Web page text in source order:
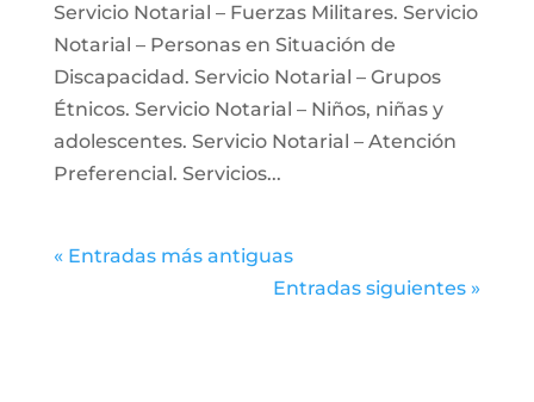
Servicio Notarial – Fuerzas Militares. Servicio
Notarial – Personas en Situación de
Discapacidad. Servicio Notarial – Grupos
Étnicos. Servicio Notarial – Niños, niñas y
adolescentes. Servicio Notarial – Atención
Preferencial. Servicios...
« Entradas más antiguas
Entradas siguientes »